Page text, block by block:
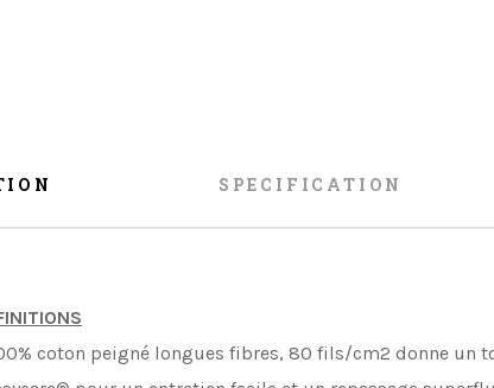
SPECIFICATION
coton peigné longues fibres, 80 fils/cm2 donne un